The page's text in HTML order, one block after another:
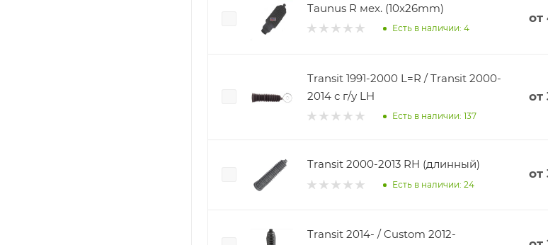
Taunus R мех. (10x26mm)
Есть в наличии: 4
от
Transit 1991-2000 L=R / Transit 2000-
2014 с г/у LH
Есть в наличии: 137
от
Transit 2000-2013 RH (длинный)
Есть в наличии: 24
от
Transit 2014- / Custom 2012-